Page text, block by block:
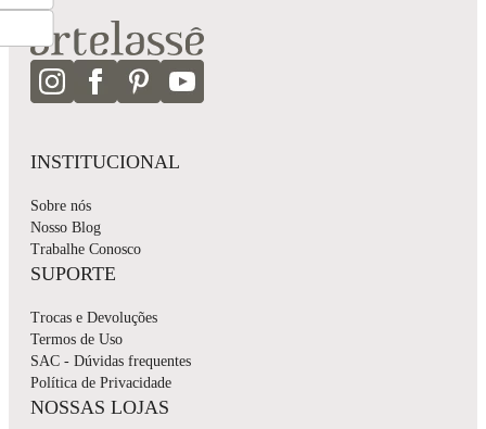
INSTITUCIONAL
Sobre nós
Nosso Blog
Trabalhe Conosco
SUPORTE
Trocas e Devoluções
Termos de Uso
SAC - Dúvidas frequentes
Política de Privacidade
NOSSAS LOJAS